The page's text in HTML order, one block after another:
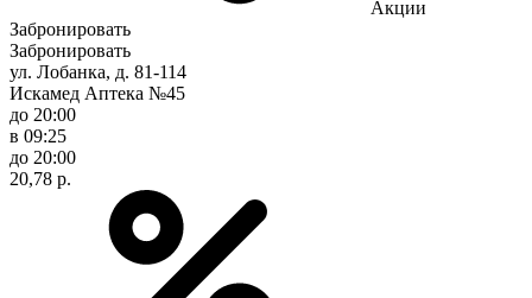
Акции
Забронировать
Забронировать
ул. Лобанка, д. 81-114
Искамед Аптека №45
до 20:00
в 09:25
до 20:00
20,78 р.